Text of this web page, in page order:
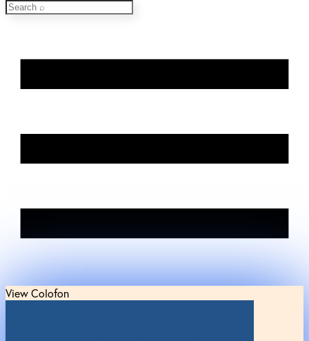
View Colofon